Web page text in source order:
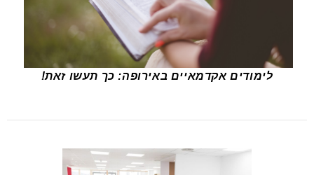
לימודים אקדמאיים באירופה: כך תעשו זאת!